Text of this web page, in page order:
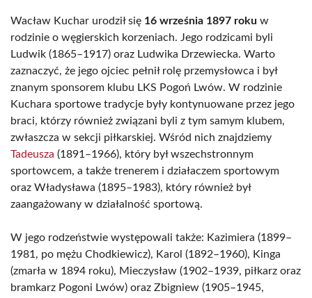
Wacław Kuchar urodził się 16 września 1897 roku w
rodzinie o węgierskich korzeniach. Jego rodzicami byli
Ludwik (1865–1917) oraz Ludwika Drzewiecka. Warto
zaznaczyć, że jego ojciec pełnił rolę przemysłowca i był
znanym sponsorem klubu LKS Pogoń Lwów. W rodzinie
Kuchara sportowe tradycje były kontynuowane przez jego
braci, którzy również związani byli z tym samym klubem,
zwłaszcza w sekcji piłkarskiej. Wśród nich znajdziemy
Tadeusza (1891–1966), który był wszechstronnym
sportowcem, a także trenerem i działaczem sportowym
oraz Władysława (1895–1983), który również był
zaangażowany w działalność sportową.
W jego rodzeństwie występowali także: Kazimiera (1899–
1981, po mężu Chodkiewicz), Karol (1892–1960), Kinga
(zmarła w 1894 roku), Mieczysław (1902–1939, piłkarz oraz
bramkarz Pogoni Lwów) oraz Zbigniew (1905–1945,